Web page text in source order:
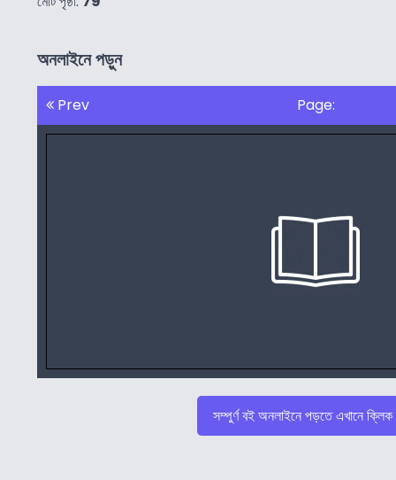
অনলাইনে পড়ুন
Prev Page:
সম্পুর্ণ বই অনলাইনে পড়তে এখানে